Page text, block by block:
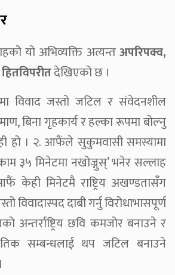
यो अभिव्यक्ति अत्यन्तअपरिपक्व,
देखिएको छ ।
विवाद जस्तो जटिल र संवेदनशील
बिना गृहकार्य र हल्का रूपमा बोल्नु
हो । २. आफैंले सुकुमवासी समस्यामा
३५ मिनेटमा नखोज्नुस्’ भनेर सल्लाह
केही मिनेटमै राष्ट्रिय अखण्डतासँग
विवादास्पद दाबी गर्नु विरोधाभासपूर्ण
छवि कमजोर बनाउने र
सम्बन्धलाई थप जटिल बनाउने